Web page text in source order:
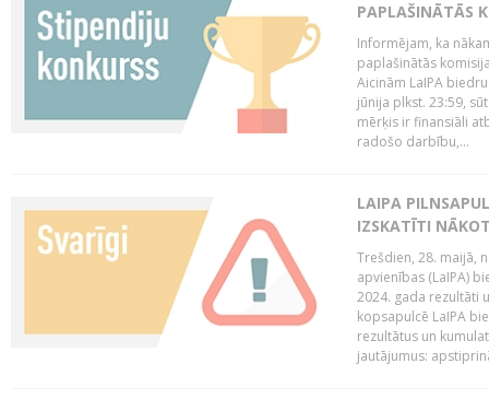
PAPLAŠINĀTĀS
Informējam, ka
paplašinātās
Aicinām LaIPA
jūnija plkst. 23:59,
mērķis ir finansiāli
radošo darbību,...
LAIPA
IZSKATĪTI
Trešdien, 28. maijā,
apvienības (LaIPA)
2024. gada rezultāti
kopsapulcē LaIPA
rezultātus un
jautājumus: